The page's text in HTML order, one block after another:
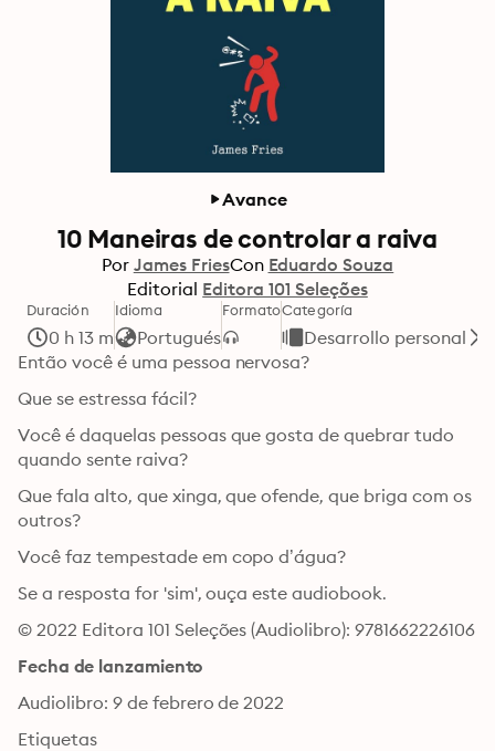
Avance
10 Maneiras de controlar a raiva
Por James FriesCon Eduardo Souza
Editorial Editora 101 Seleções
Duración
0 h 13 m
Idioma
Portugués
FormatoCategoría
Desarrollo personal
Que se estressa fácil?
Você é daquelas pessoas que gosta de quebrar tudo
quando sente raiva?
Que fala alto, que xinga, que ofende, que briga com os
outros?
Você faz tempestade em copo d’água?
Se a resposta for 'sim', ouça este audiobook.
© 2022 Editora 101 Seleções (Audiolibro): 9781662226106
Fecha de lanzamiento
Audiolibro: 9 de febrero de 2022
Etiquetas